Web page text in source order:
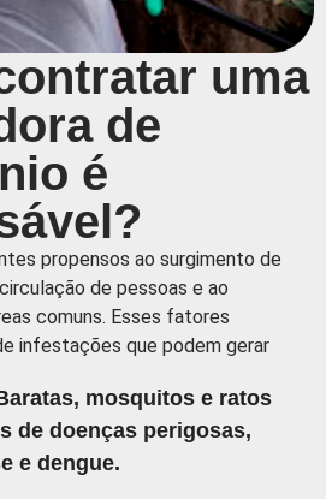
uma
de
é
propensos ao surgimento de
de pessoas e ao
comuns. Esses fatores
infestações que podem gerar
mosquitos e ratos
de doenças perigosas,
e dengue.